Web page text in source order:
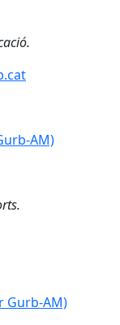
AM)
AM)
Gurb-AM)
Gurb-AM)